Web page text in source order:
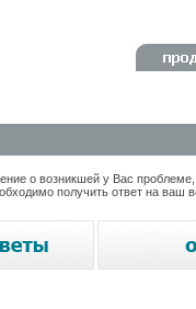
о возникшей у Вас проблеме,
получить ответ на ваш